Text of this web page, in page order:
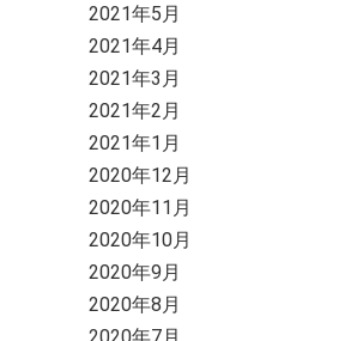
2021年5月
2021年4月
2021年3月
2021年2月
2021年1月
2020年12月
2020年11月
2020年10月
2020年9月
2020年8月